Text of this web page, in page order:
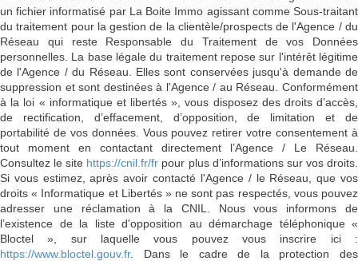
un fichier informatisé par La Boite Immo agissant comme Sous-traitant
du traitement pour la gestion de la clientèle/prospects de l'Agence / du
Réseau qui reste Responsable du Traitement de vos Données
personnelles. La base légale du traitement repose sur l'intérêt légitime
de l'Agence / du Réseau. Elles sont conservées jusqu'à demande de
suppression et sont destinées à l'Agence / au Réseau. Conformément
à la loi « informatique et libertés », vous disposez des droits d’accès,
de rectification, d’effacement, d’opposition, de limitation et de
portabilité de vos données. Vous pouvez retirer votre consentement à
tout moment en contactant directement l’Agence / Le Réseau.
Consultez le site https://cnil.fr/fr pour plus d’informations sur vos droits.
Si vous estimez, après avoir contacté l'Agence / le Réseau, que vos
droits « Informatique et Libertés » ne sont pas respectés, vous pouvez
adresser une réclamation à la CNIL. Nous vous informons de
l’existence de la liste d'opposition au démarchage téléphonique «
Bloctel », sur laquelle vous pouvez vous inscrire ici :
https://www.bloctel.gouv.fr. Dans le cadre de la protection des